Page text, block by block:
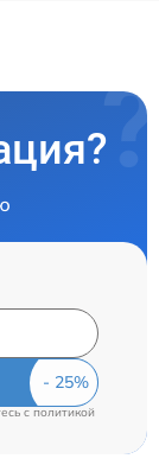
c политикой